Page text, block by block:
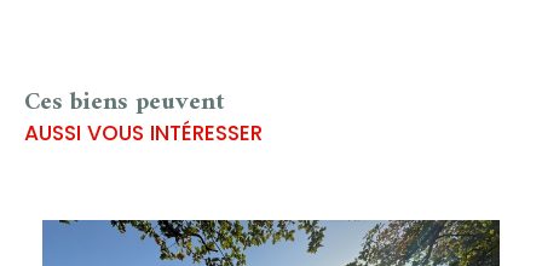
Ces biens peuvent
AUSSI VOUS INTÉRESSER